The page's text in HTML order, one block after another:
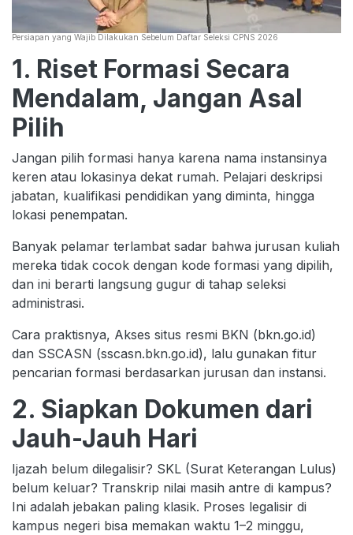
Persiapan yang Wajib Dilakukan Sebelum Daftar Seleksi CPNS 2026
1. Riset Formasi Secara
Mendalam, Jangan Asal
Pilih
Jangan pilih formasi hanya karena nama instansinya
keren atau lokasinya dekat rumah. Pelajari deskripsi
jabatan, kualifikasi pendidikan yang diminta, hingga
lokasi penempatan.
Banyak pelamar terlambat sadar bahwa jurusan kuliah
mereka tidak cocok dengan kode formasi yang dipilih,
dan ini berarti langsung gugur di tahap seleksi
administrasi.
Cara praktisnya, Akses situs resmi BKN (bkn.go.id)
dan SSCASN (sscasn.bkn.go.id), lalu gunakan fitur
pencarian formasi berdasarkan jurusan dan instansi.
2. Siapkan Dokumen dari
Jauh-Jauh Hari
Ijazah belum dilegalisir? SKL (Surat Keterangan Lulus)
belum keluar? Transkrip nilai masih antre di kampus?
Ini adalah jebakan paling klasik. Proses legalisir di
kampus negeri bisa memakan waktu 1–2 minggu,